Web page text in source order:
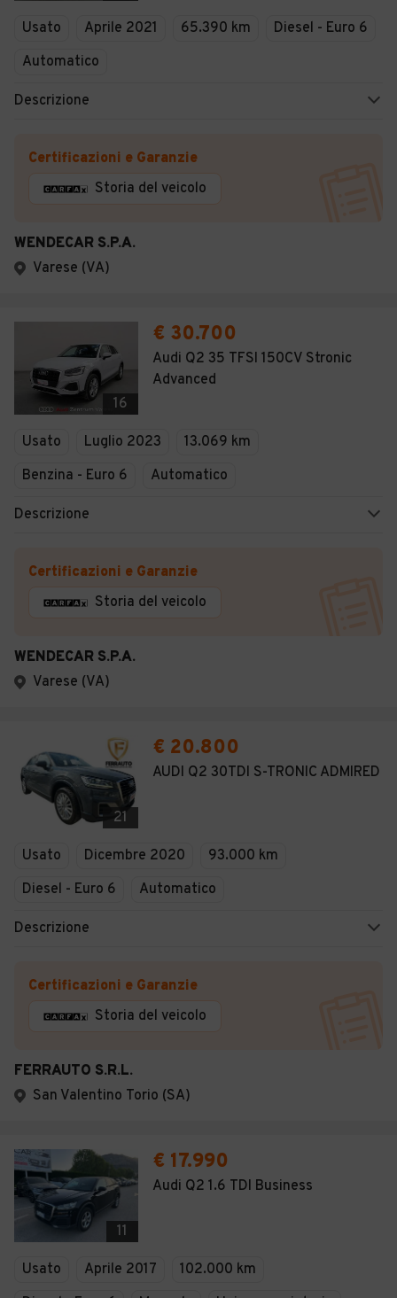
Usato Aprile 2021 65.390 km
Diesel - Euro 6
Automatico
Descrizione
Certificazioni e Garanzie
Storia del veicolo
WENDECAR S.P.A.
Varese (VA)
16
€ 30.700
Audi Q2 35 TFSI 150CV Stronic
Advanced
Usato Luglio 2023
13.069 km
Benzina - Euro 6
Automatico
Descrizione
Certificazioni e Garanzie
Storia del veicolo
WENDECAR S.P.A.
Varese (VA)
21
€ 20.800
AUDI Q2 30TDI S-TRONIC ADMIRED
Usato Dicembre 2020
93.000 km
Diesel - Euro 6
Automatico
Descrizione
Certificazioni e Garanzie
Storia del veicolo
FERRAUTO S.R.L.
San Valentino Torio (SA)
11
€ 17.990
Audi Q2 1.6 TDI Business
Usato Aprile 2017
102.000 km